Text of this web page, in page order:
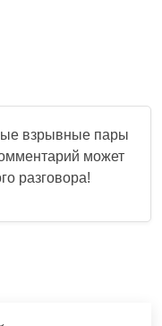
взрывные пары
может
разговора!